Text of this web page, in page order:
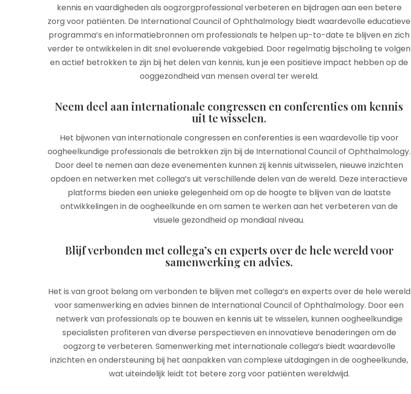
kennis en vaardigheden als oogzorgprofessional verbeteren en bijdragen aan een betere
zorg voor patiënten. De International Council of Ophthalmology biedt waardevolle educatieve
programma’s en informatiebronnen om professionals te helpen up-to-date te blijven en zich
verder te ontwikkelen in dit snel evoluerende vakgebied. Door regelmatig bijscholing te volgen
en actief betrokken te zijn bij het delen van kennis, kun je een positieve impact hebben op de
ooggezondheid van mensen overal ter wereld.
Neem deel aan internationale congressen en conferenties om kennis
uit te wisselen.
Het bijwonen van internationale congressen en conferenties is een waardevolle tip voor
oogheelkundige professionals die betrokken zijn bij de International Council of Ophthalmology.
Door deel te nemen aan deze evenementen kunnen zij kennis uitwisselen, nieuwe inzichten
opdoen en netwerken met collega’s uit verschillende delen van de wereld. Deze interactieve
platforms bieden een unieke gelegenheid om op de hoogte te blijven van de laatste
ontwikkelingen in de oogheelkunde en om samen te werken aan het verbeteren van de
visuele gezondheid op mondiaal niveau.
Blijf verbonden met collega’s en experts over de hele wereld voor
samenwerking en advies.
Het is van groot belang om verbonden te blijven met collega’s en experts over de hele wereld
voor samenwerking en advies binnen de International Council of Ophthalmology. Door een
netwerk van professionals op te bouwen en kennis uit te wisselen, kunnen oogheelkundige
specialisten profiteren van diverse perspectieven en innovatieve benaderingen om de
oogzorg te verbeteren. Samenwerking met internationale collega’s biedt waardevolle
inzichten en ondersteuning bij het aanpakken van complexe uitdagingen in de oogheelkunde,
wat uiteindelijk leidt tot betere zorg voor patiënten wereldwijd.